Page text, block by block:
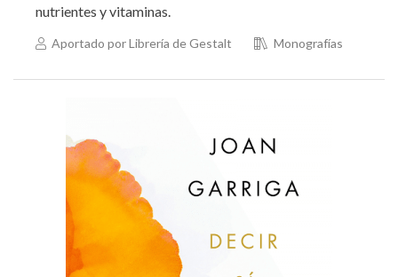
nutrientes y vitaminas.
Aportado por Librería de Gestalt Monografías